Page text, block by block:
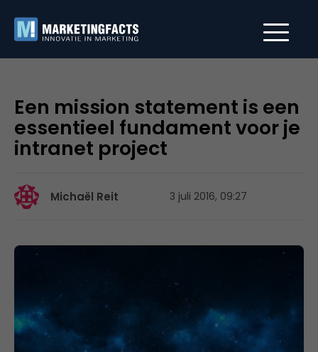
Een mission statement is een
essentieel fundament voor je
intranet project
Michaël Reit 3 juli 2016, 09:27